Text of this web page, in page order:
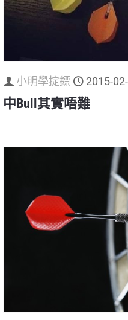
小明學掟鏢 2015-
中Bull其實唔難